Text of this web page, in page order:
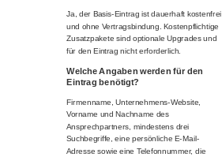
Ja, der Basis-Eintrag ist dauerhaft kostenfrei
und ohne Vertragsbindung. Kostenpflichtige
Zusatzpakete sind optionale Upgrades und
für den Eintrag nicht erforderlich.
Welche Angaben werden für den
Eintrag benötigt?
Firmenname, Unternehmens-Website,
Vorname und Nachname des
Ansprechpartners, mindestens drei
Suchbegriffe, eine persönliche E-Mail-
Adresse sowie eine Telefonnummer, die